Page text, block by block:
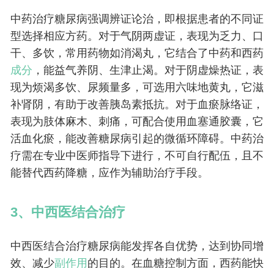
中药治疗糖尿病强调辨证论治，即根据患者的不同证
型选择相应方药。对于气阴两虚证，表现为乏力、口
干、多饮，常用药物如消渴丸，它结合了中药和西药
成分 ，能益气养阴、生津止渴。对于阴虚燥热证，表
现为烦渴多饮、尿频量多，可选用六味地黄丸，它滋
补肾阴，有助于改善胰岛素抵抗。对于血瘀脉络证，
表现为肢体麻木、刺痛，可配合使用血塞通胶囊，它
活血化瘀，能改善糖尿病引起的微循环障碍。中药治
疗需在专业中医师指导下进行，不可自行配伍，且不
能替代西药降糖，应作为辅助治疗手段。
3、中西医结合治疗
中西医结合治疗糖尿病能发挥各自优势，达到协同增
效、减少副作用 的目的。在血糖控制方面，西药能快